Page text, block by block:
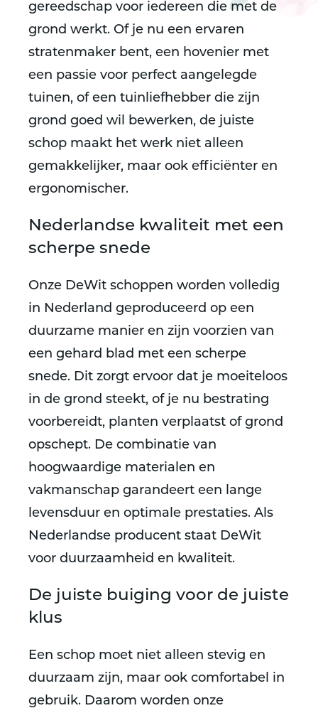
gereedschap voor iedereen die met de
grond werkt. Of je nu een ervaren
stratenmaker bent, een hovenier met
een passie voor perfect aangelegde
tuinen, of een tuinliefhebber die zijn
grond goed wil bewerken, de juiste
schop maakt het werk niet alleen
gemakkelijker, maar ook efficiënter en
ergonomischer.
Nederlandse kwaliteit met een
scherpe snede
Onze DeWit schoppen worden volledig
in Nederland geproduceerd op een
duurzame manier en zijn voorzien van
een gehard blad met een scherpe
snede. Dit zorgt ervoor dat je moeiteloos
in de grond steekt, of je nu bestrating
voorbereidt, planten verplaatst of grond
opschept. De combinatie van
hoogwaardige materialen en
vakmanschap garandeert een lange
levensduur en optimale prestaties. Als
Nederlandse producent staat DeWit
voor duurzaamheid en kwaliteit.
De juiste buiging voor de juiste
klus
Een schop moet niet alleen stevig en
duurzaam zijn, maar ook comfortabel in
gebruik. Daarom worden onze